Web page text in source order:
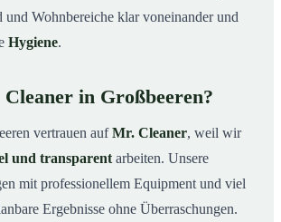
und Wohnbereiche klar voneinander und
Hygiene.
in Großbeeren?
vertrauen aufMr. Cleaner, weil wir
und transparent arbeiten. Unsere
mit professionellem Equipment und viel
Ergebnisse ohne Überraschungen.